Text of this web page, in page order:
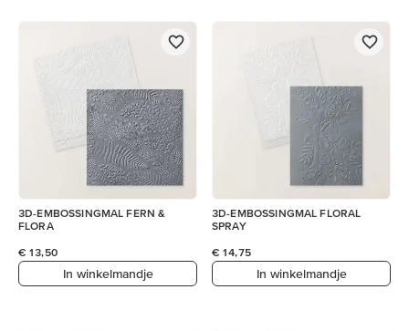
3D-EMBOSSINGMAL FERN &
FLORA
€ 13,50
In winkelmandje
3D-EMBOSSINGMAL FLORAL
SPRAY
€ 14,75
In winkelmandje